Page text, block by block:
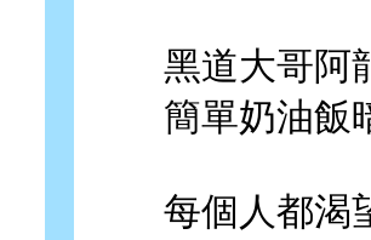
黑道大哥阿
簡單奶油飯
每個人都渴望